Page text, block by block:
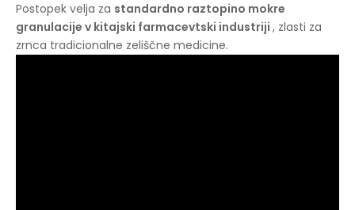
Postopek velja za standardno raztopino mokre
granulacije v kitajski farmacevtski industriji , zlasti za
zrnca tradicionalne zeliščne medicine.